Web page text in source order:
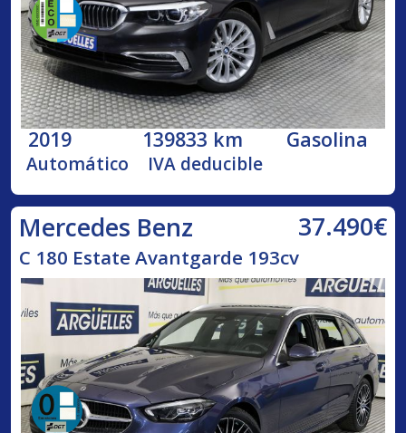
2019 139833 km Gasolina
Automático IVA deducible
Mercedes Benz 37.490€
C 180 Estate Avantgarde 193cv